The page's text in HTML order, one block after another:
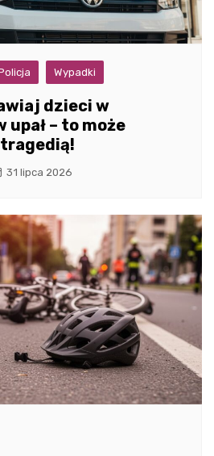
Wypadki
dzieci w
upał – to może
31 lipca 2026